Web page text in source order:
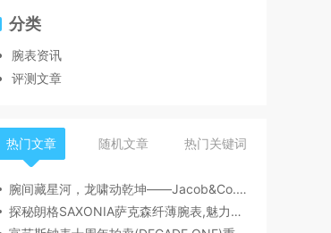
分类
腕表资讯
评测文章
热门文章 随机文章 热门关键词
腕间藏星河，龙啸动乾坤——Jacob&Co.杰克宝天体系列祥龙款艺术腕表解析
探秘朗格SAXONIA萨克森纤薄腕表,魅力究竟何在？